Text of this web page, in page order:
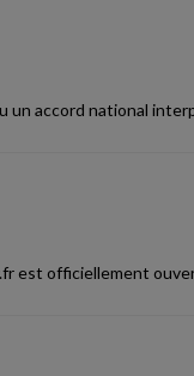
un accord national
est officiellement